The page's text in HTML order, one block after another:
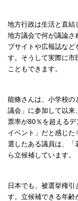
地方行政は生活と直結
地方議会で何が議論さ
ブサイトや広報誌な
す。そうして実際に市
こともできます。
能條さんは、小学校
議会」に参加して以
票率が80％を超える
イベント」だと感じ
選したある議員は、
ら立候補しています。
日本でも、被選挙権
す。立候補できる年齢